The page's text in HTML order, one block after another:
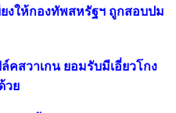
งให้กองทัพสหรัฐฯ ถูกสอบปม
คสวาเกน ยอมรับมีเอี่ยวโกง
วย